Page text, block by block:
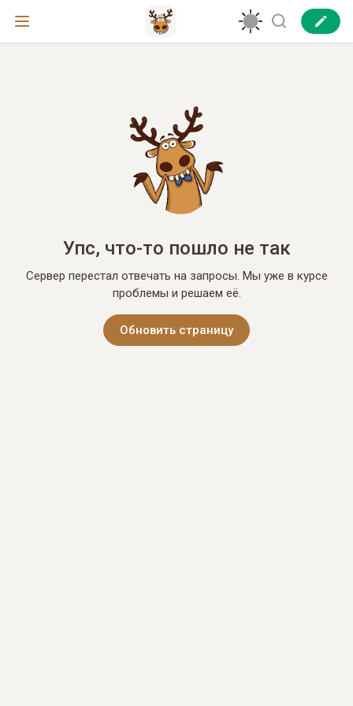
Упс, что-то пошло не так
Сервер перестал отвечать на запросы. Мы уже в курсе
проблемы и решаем её.
Обновить страницу